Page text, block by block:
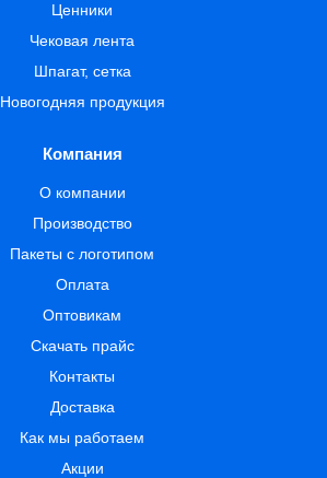
Ценники
Чековая лента
Шпагат, сетка
Новогодняя продукция
Компания
О компании
Производство
Пакеты с логотипом
Оплата
Оптовикам
Скачать прайс
Контакты
Доставка
Как мы работаем
Акции